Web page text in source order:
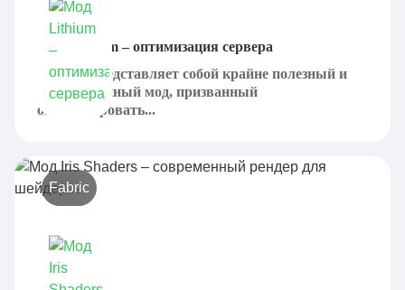
Мод Lithium – оптимизация сервера
Lithium представляет собой крайне полезный и
проработанный мод, призванный
оптимизировать...
Fabric